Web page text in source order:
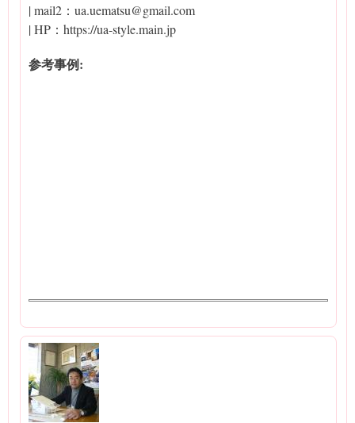
| mail2：ua.uematsu@gmail.com
| HP：https://ua-style.main.jp
参考事例: